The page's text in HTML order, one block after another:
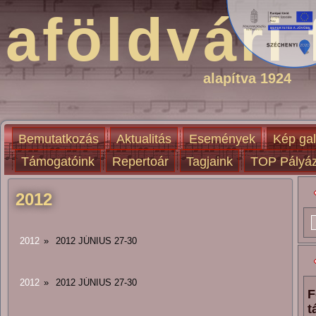
alapítva 1924
Bemutatkozás Aktualitás Események
Kép
Támogatóink
Repertoár Tagjaink TOP
2012
2012 » 2012 JÚNIUS 27-30
2012 » 2012 JÚNIUS 27-30